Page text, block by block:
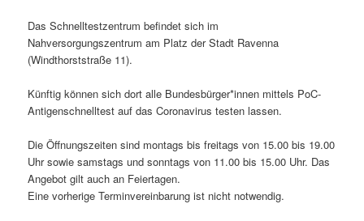
Das Schnelltestzentrum befindet sich im
Nahversorgungszentrum am Platz der Stadt Ravenna
(Windthorststraße 11).
Künftig können sich dort alle Bundesbürger*innen mittels PoC-
Antigenschnelltest auf das Coronavirus testen lassen.
Die Öffnungszeiten sind montags bis freitags von 15.00 bis 19.00
Uhr sowie samstags und sonntags von 11.00 bis 15.00 Uhr. Das
Angebot gilt auch an Feiertagen.
Eine vorherige Terminvereinbarung ist nicht notwendig.